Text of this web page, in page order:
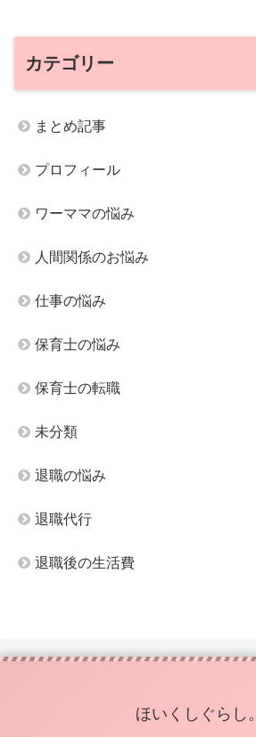
カテゴリー
まとめ記事
プロフィール
ワーママの悩み
人間関係のお悩み
仕事の悩み
保育士の悩み
保育士の転職
未分類
退職の悩み
退職代行
退職後の生活費
ほいくしぐらし。